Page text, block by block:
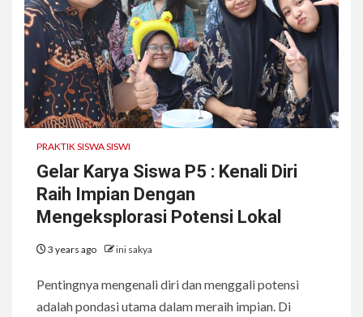
PRAKTIK SISWA SISWI
Gelar Karya Siswa P5 : Kenali Diri
Raih Impian Dengan
Mengeksplorasi Potensi Lokal
3 years ago ini sakya
Pentingnya mengenali diri dan menggali potensi
adalah pondasi utama dalam meraih impian. Di